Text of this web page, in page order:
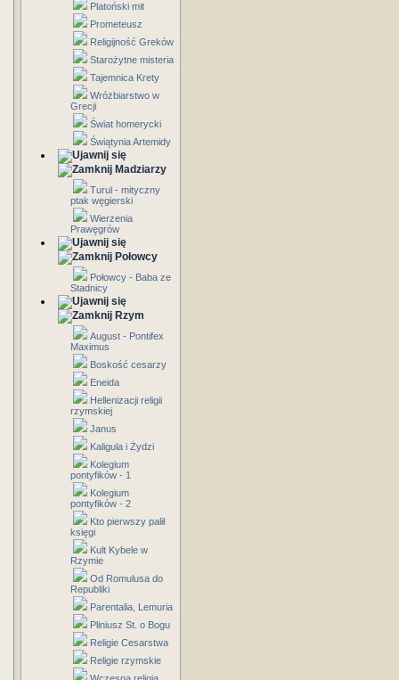
Platoński mit
Prometeusz
Religijność Greków
Starożytne misteria
Tajemnica Krety
Wróżbiarstwo w
Grecji
Świat homerycki
Świątynia Artemidy
Madziarzy
Turul - mityczny
ptak węgierski
Wierzenia
Prawęgrów
Połowcy
Połowcy - Baba ze
Stadnicy
Rzym
August - Pontifex
Maximus
Boskość cesarzy
Eneida
Hellenizacji religii
rzymskiej
Janus
Kaligula i Żydzi
Kolegium
pontyfików - 1
Kolegium
pontyfików - 2
Kto pierwszy palił
księgi
Kult Kybele w
Rzymie
Od Romulusa do
Republiki
Parentalia, Lemuria
Pliniusz St. o Bogu
Religie Cesarstwa
Religie rzymskie